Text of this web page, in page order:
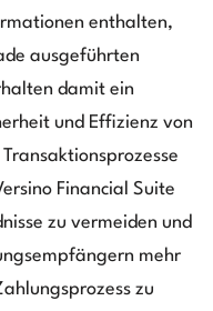
enthalten,
ausgeführten
damit ein
und Effizienz von
Financial Suite
zu vermeiden und
mehr
zu